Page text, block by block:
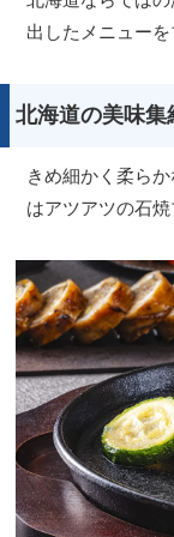
出したメニュー
北海道の美味集
きめ細かく柔ら
はアツアツの石焼